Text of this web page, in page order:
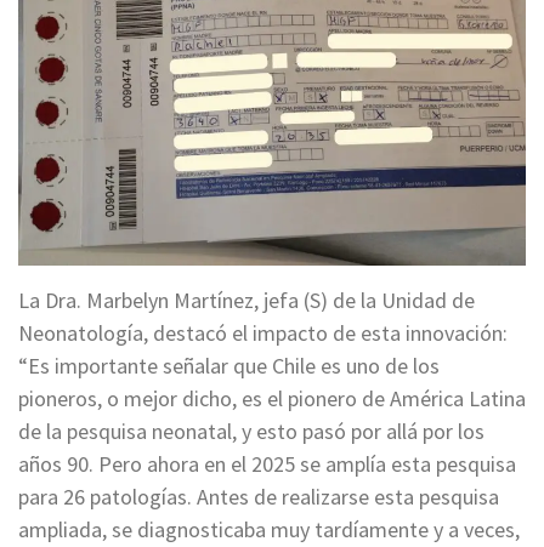
La Dra. Marbelyn Martínez, jefa (S) de la Unidad de
Neonatología, destacó el impacto de esta innovación:
“Es importante señalar que Chile es uno de los
pioneros, o mejor dicho, es el pionero de América Latina
de la pesquisa neonatal, y esto pasó por allá por los
años 90. Pero ahora en el 2025 se amplía esta pesquisa
para 26 patologías. Antes de realizarse esta pesquisa
ampliada, se diagnosticaba muy tardíamente y a veces,